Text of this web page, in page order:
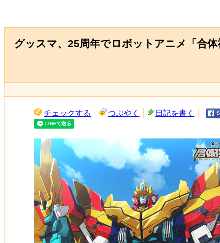
グッスマ、25周年でロボットアニメ「合
チェックする つぶやく 日記を書く